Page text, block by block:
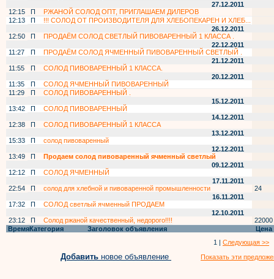
27.12.2011
12:15
П
РЖАНОЙ СОЛОД ОПТ, ПРИГЛАШАЕМ ДИЛЕРОВ
12:13
П
!!! СОЛОД ОТ ПРОИЗВОДИТЕЛЯ ДЛЯ ХЛЕБОПЕКАРЕН И ХЛЕБ...
26.12.2011
12:50
П
ПРОДАЁМ СОЛОД СВЕТЛЫЙ ПИВОВАРЕННЫЙ 1 КЛАССА .
22.12.2011
11:27
П
ПРОДАЁМ СОЛОД ЯЧМЕННЫЙ ПИВОВАРЕННЫЙ СВЕТЛЫЙ .
21.12.2011
11:55
П
СОЛОД ПИВОВАРЕННЫЙ 1 КЛАССА.
20.12.2011
11:35
П
СОЛОД ЯЧМЕННЫЙ ПИВОВАРЕННЫЙ
11:29
П
СОЛОД ПИВОВАРЕННЫЙ .
15.12.2011
13:42
П
СОЛОД ПИВОВАРЕННЫЙ
14.12.2011
12:38
П
СОЛОД ПИВОВАРЕННЫЙ 1 КЛАССА
13.12.2011
15:33
П
солод пивоваренный
12.12.2011
13:49
П
Продаем солод пивоваренный ячменный светлый
09.12.2011
12:12
П
СОЛОД ЯЧМЕННЫЙ
17.11.2011
22:54
П солод для хлебной и пивоваренной промышленности
24
16.11.2011
17:32
П
СОЛОД светлый ячменный ПРОДАЕМ
12.10.2011
23:12
П Солод ржаной качественный, недорого!!!!
22000
ВремяКатегория Заголовок объявления
Цена
1 | Следующая >>
Добавить новое объявление Показать эти